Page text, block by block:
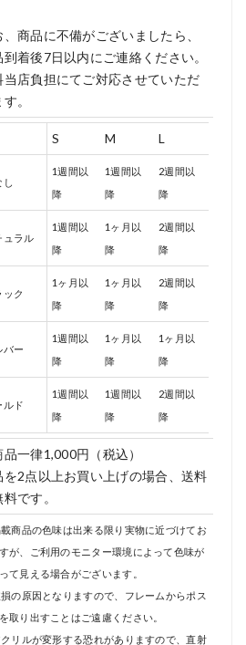
、商品に不備がございましたら、
到着後7日以内にご連絡ください。
当店負担にてご対応させていただ
。
S M L
し
1週間以
降
1週間以
降
2週間以
降
ュラル
1週間以
降
1ヶ月以
降
2週間以
降
ック
1ヶ月以
降
1ヶ月以
降
2週間以
降
バー
1週間以
降
1ヶ月以
降
1ヶ月以
降
ルド
1週間以
降
1週間以
降
2週間以
降
品一律1,000円（税込）
を2点以上お買い上げの場合、送料
です。
商品の色味は出来る限り実物に近づけてお
が、ご利用のモニター環境によって色味が
て見える場合がございます。
の原因となりますので、フレームからポス
取り出すことはご遠慮ください。
リルが変形する恐れがありますので、直射